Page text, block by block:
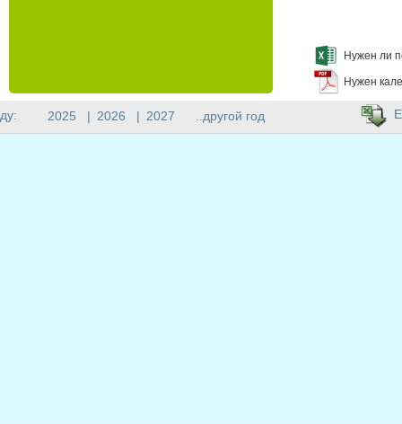
Нужен ли
Нужен
2025 | 2026 | 2027 ..другой год